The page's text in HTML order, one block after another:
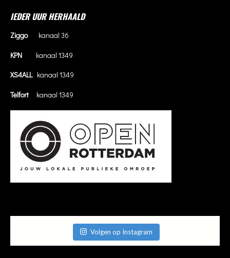
IEDER UUR HERHAALD
Ziggokanaal 36
KPN kanaal 1349
XS4ALLkanaal 1349
Telfort kanaal 1349
Volgen op Instagram